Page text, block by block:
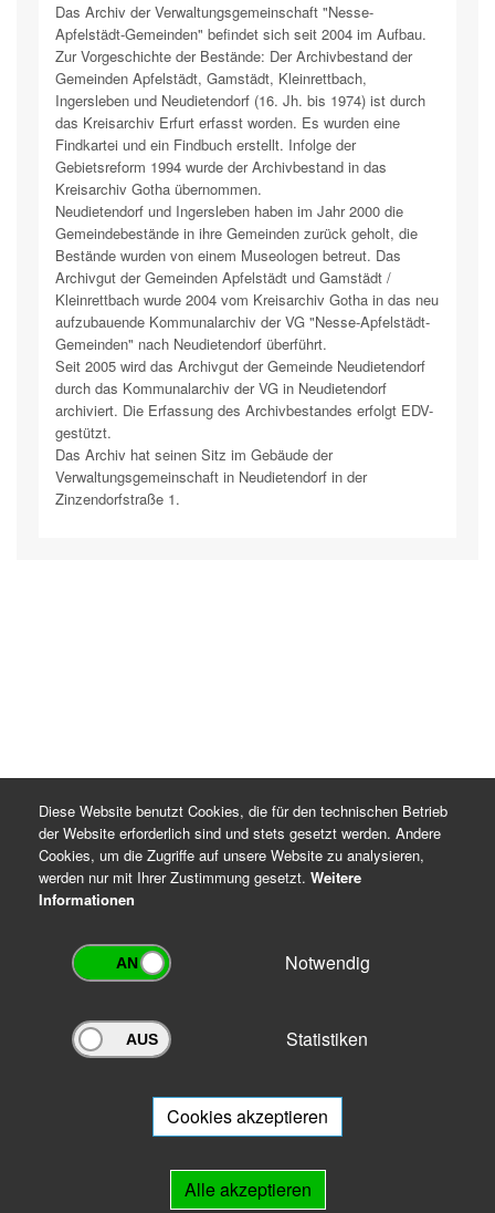
Das Archiv der Verwaltungsgemeinschaft "Nesse-
Apfelstädt-Gemeinden" befindet sich seit 2004 im Aufbau.
Zur Vorgeschichte der Bestände: Der Archivbestand der
Gemeinden Apfelstädt, Gamstädt, Kleinrettbach,
Ingersleben und Neudietendorf (16. Jh. bis 1974) ist durch
das Kreisarchiv Erfurt erfasst worden. Es wurden eine
Findkartei und ein Findbuch erstellt. Infolge der
Gebietsreform 1994 wurde der Archivbestand in das
Kreisarchiv Gotha übernommen.
Neudietendorf und Ingersleben haben im Jahr 2000 die
Gemeindebestände in ihre Gemeinden zurück geholt, die
Bestände wurden von einem Museologen betreut. Das
Archivgut der Gemeinden Apfelstädt und Gamstädt /
Kleinrettbach wurde 2004 vom Kreisarchiv Gotha in das neu
aufzubauende Kommunalarchiv der VG "Nesse-Apfelstädt-
Gemeinden" nach Neudietendorf überführt.
Seit 2005 wird das Archivgut der Gemeinde Neudietendorf
durch das Kommunalarchiv der VG in Neudietendorf
archiviert. Die Erfassung des Archivbestandes erfolgt EDV-
gestützt.
Das Archiv hat seinen Sitz im Gebäude der
Verwaltungsgemeinschaft in Neudietendorf in der
Zinzendorfstraße 1.
Archivportal Thüringen
Ihnen beratend zur Seite.
Diese Website benutzt Cookies, die für den technischen Betrieb
der Website erforderlich sind und stets gesetzt werden. Andere
Cookies, um die Zugriffe auf unsere Website zu analysieren,
werden nur mit Ihrer Zustimmung gesetzt. Weitere
Informationen
Notwendig
Statistiken
Cookies akzeptieren
Alle akzeptieren